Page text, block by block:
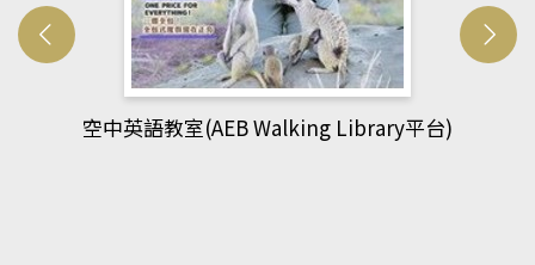
網管人(kono平台)